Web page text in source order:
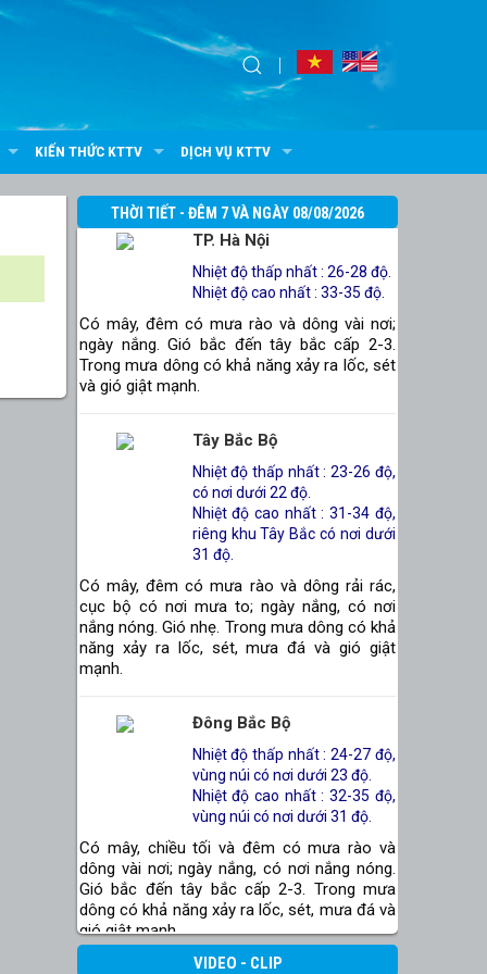
KIẾN THỨC KTTV DỊCH VỤ KTTV
THỜI TIẾT - ĐÊM 7 VÀ NGÀY 08/08/2026
TP. Hà Nội
Nhiệt độ thấp nhất : 26-28 độ.
Nhiệt độ cao nhất : 33-35 độ.
Có mây, đêm có mưa rào và dông vài nơi;
ngày nắng. Gió bắc đến tây bắc cấp 2-3.
Trong mưa dông có khả năng xảy ra lốc, sét
và gió giật mạnh.
Tây Bắc Bộ
Nhiệt độ thấp nhất : 23-26 độ,
có nơi dưới 22 độ.
Nhiệt độ cao nhất : 31-34 độ,
riêng khu Tây Bắc có nơi dưới
31 độ.
Có mây, đêm có mưa rào và dông rải rác,
cục bộ có nơi mưa to; ngày nắng, có nơi
nắng nóng. Gió nhẹ. Trong mưa dông có khả
năng xảy ra lốc, sét, mưa đá và gió giật
mạnh.
Đông Bắc Bộ
Nhiệt độ thấp nhất : 24-27 độ,
vùng núi có nơi dưới 23 độ.
Nhiệt độ cao nhất : 32-35 độ,
vùng núi có nơi dưới 31 độ.
Có mây, chiều tối và đêm có mưa rào và
dông vài nơi; ngày nắng, có nơi nắng nóng.
Gió bắc đến tây bắc cấp 2-3. Trong mưa
dông có khả năng xảy ra lốc, sét, mưa đá và
gió giật mạnh.
VIDEO - CLIP